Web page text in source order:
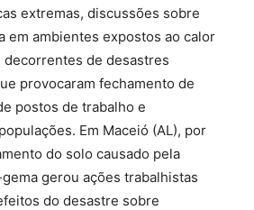
extremas, discussões sobre
em ambientes expostos ao calor
decorrentes de desastres
provocaram fechamento de
postos de trabalho e
Em Maceió (AL), por
do solo causado pela
gerou ações trabalhistas
do desastre sobre